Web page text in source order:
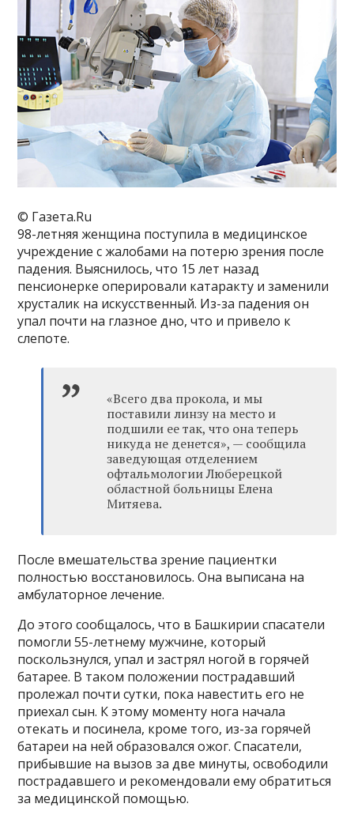
© Газета.Ru
98-летняя женщина поступила в медицинское
учреждение с жалобами на потерю зрения после
падения. Выяснилось, что 15 лет назад
пенсионерке оперировали катаракту и заменили
хрусталик на искусственный. Из-за падения он
упал почти на глазное дно, что и привело к
слепоте.
«Всего два прокола, и мы
поставили линзу на место и
подшили ее так, что она теперь
никуда не денется», — сообщила
заведующая отделением
офтальмологии Люберецкой
областной больницы Елена
Митяева.
После вмешательства зрение пациентки
полностью восстановилось. Она выписана на
амбулаторное лечение.
До этого сообщалось, что в Башкирии спасатели
помогли 55-летнему мужчине, который
поскользнулся, упал и застрял ногой в горячей
батарее. В таком положении пострадавший
пролежал почти сутки, пока навестить его не
приехал сын. К этому моменту нога начала
отекать и посинела, кроме того, из-за горячей
батареи на ней образовался ожог. Спасатели,
прибывшие на вызов за две минуты, освободили
пострадавшего и рекомендовали ему обратиться
за медицинской помощью.